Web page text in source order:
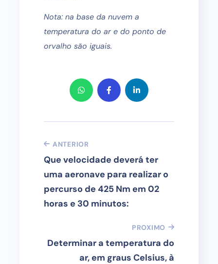
Nota: na base da nuvem a
temperatura do ar e do ponto de
orvalho são iguais.
ANTERIOR
Que velocidade deverá ter
uma aeronave para realizar o
percurso de 425 Nm em 02
horas e 30 minutos:
PROXIMO
Determinar a temperatura do
ar, em graus Celsius, à